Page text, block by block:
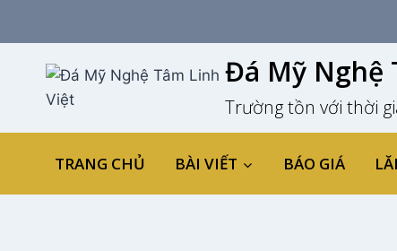
content
Đá Mỹ Nghệ
Trường tồn với thời
TRANG CHỦ BÀI VIẾT BÁO GIÁ